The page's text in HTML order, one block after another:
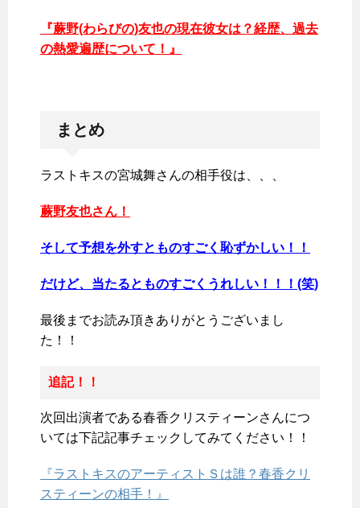
『蕨野(わらびの)友也の現在彼女は？経歴、過去
の熱愛遍歴について！』
まとめ
ラストキスの宮城舞さんの相手役は、、、
蕨野友也さん！
そして予想を外すとものすごく恥ずかしい！！
だけど、当たるとものすごくうれしい！！！(笑)
最後までお読み頂きありがとうございまし
た！！
追記！！
次回出演者である春香クリスティーンさんにつ
いては下記記事チェックしてみてください！！
『ラストキスのアーティストＳは誰？春香クリ
スティーンの相手！』